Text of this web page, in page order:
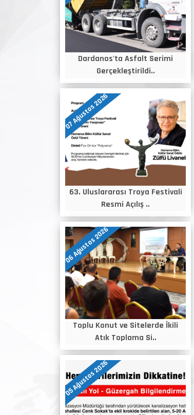
Dardanos'ta Asfalt Serimi
Gerçekleştirildi..
07 Ağustos 2026
63. Uluslararası Troya Festivali
Resmi Açılış ..
06 Ağustos 2026
Toplu Konut ve Sitelerde İkili
Atık Toplama Si..
05 Ağustos 2026